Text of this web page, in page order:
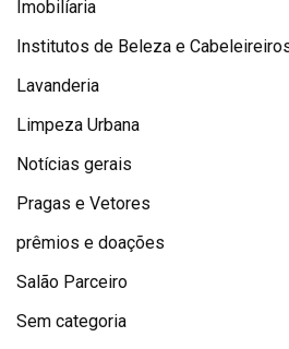
Imobilíaria
Institutos de Beleza e
Lavanderia
Limpeza Urbana
Notícias gerais
Pragas e Vetores
prêmios e doações
Salão Parceiro
Sem categoria